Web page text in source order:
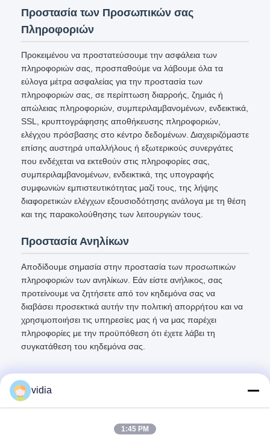
Προστασία των Προσωπικών σας
Πληροφοριών
Προκειμένου να προστατεύσουμε την ασφάλεια των
πληροφοριών σας, προσπαθούμε να λάβουμε όλα τα
εύλογα μέτρα ασφαλείας για την προστασία των
πληροφοριών σας, σε περίπτωση διαρροής, ζημιάς ή
απώλειας πληροφοριών, συμπεριλαμβανομένων, ενδεικτικά,
SSL, κρυπτογράφησης αποθήκευσης πληροφοριών,
ελέγχου πρόσβασης στο κέντρο δεδομένων. Διαχειριζόμαστε
επίσης αυστηρά υπαλλήλους ή εξωτερικούς συνεργάτες
που ενδέχεται να εκτεθούν στις πληροφορίες σας,
συμπεριλαμβανομένων, ενδεικτικά, της υπογραφής
συμφωνιών εμπιστευτικότητας μαζί τους, της λήψης
διαφορετικών ελέγχων εξουσιοδότησης ανάλογα με τη θέση
και της παρακολούθησης των λειτουργιών τους.
Προστασία Ανηλίκων
Αποδίδουμε σημασία στην προστασία των προσωπικών
πληροφοριών των ανηλίκων. Εάν είστε ανήλικος, σας
προτείνουμε να ζητήσετε από τον κηδεμόνα σας να
διαβάσει προσεκτικά αυτήν την πολιτική απορρήτου και να
χρησιμοποιήσει τις υπηρεσίες μας ή να μας παρέχει
πληροφορίες με την προϋπόθεση ότι έχετε λάβει τη
συγκατάθεση του κηδεμόνα σας.
Γρήγορη επικοινωνία
vidia
1:45 PM